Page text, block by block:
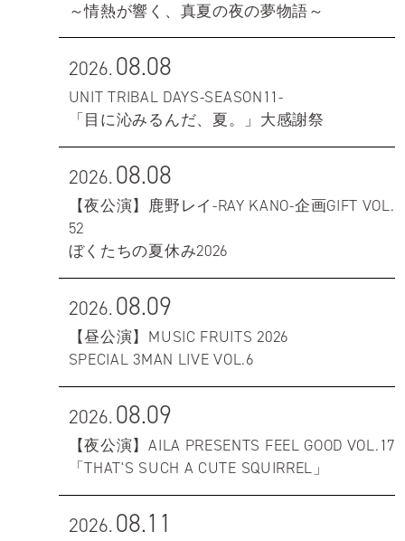
～情熱が響く、真夏の夜の夢物語～
2026.08.08
UNIT TRIBAL DAYS-SEASON11-
「目に沁みるんだ、夏。」大感謝祭
2026.08.08
【夜公演】鹿野レイ-RAY KANO-企画GIFT VOL.
52
ぼくたちの夏休み2026
2026.08.09
【昼公演】MUSIC FRUITS 2026
SPECIAL 3MAN LIVE VOL.6
2026.08.09
【夜公演】AILA PRESENTS FEEL GOOD VOL.17
「THAT'S SUCH A CUTE SQUIRREL」
2026.08.11